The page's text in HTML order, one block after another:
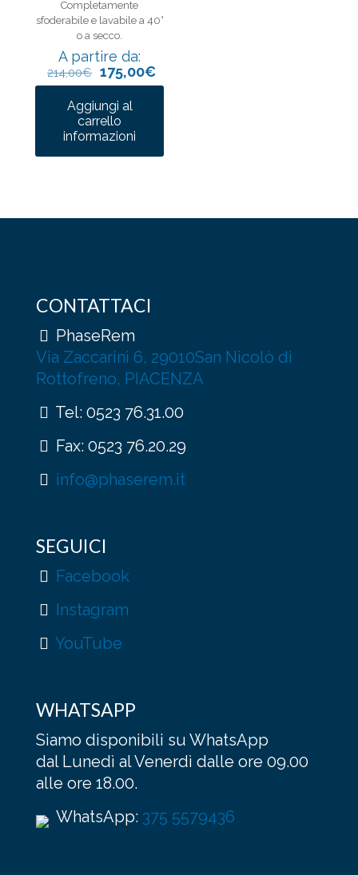
prodotto
Completamente
sfoderabile e lavabile a 40°
o a secco.
A partire da:
214,00€ 175,00€
Aggiungi al
carrello
informazioni
prodotto
ha
opzioni
del
CONTATTACI
PhaseRem
Via Zaccarini 6, 29010San Nicolò di
Rottofreno, PIACENZA
Tel: 0523 76.31.00
Fax: 0523 76.20.29
info@phaserem.it
SEGUICI
Facebook
Instagram
YouTube
WHATSAPP
Siamo disponibili su WhatsApp
dal Lunedì al Venerdì dalle ore 09.00
alle ore 18.00.
WhatsApp: 375 5579436